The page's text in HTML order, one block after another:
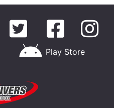
Play Store